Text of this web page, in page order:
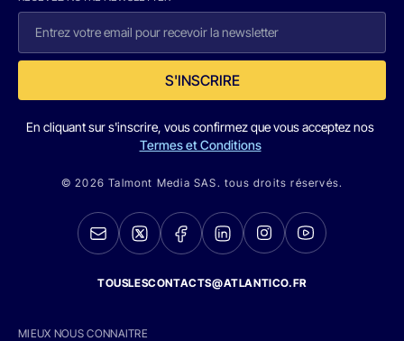
S'INSCRIRE
En cliquant sur s'inscrire, vous confirmez que vous acceptez nos
Termes et Conditions
© 2026 Talmont Media SAS. tous droits réservés.
TOUSLESCONTACTS@ATLANTICO.FR
MIEUX NOUS CONNAITRE